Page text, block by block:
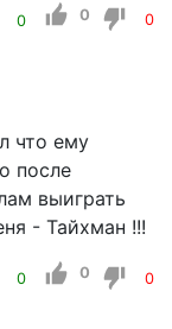
0 0 0
что ему
после
выиграть
- Тайхман !!!
0 0 0